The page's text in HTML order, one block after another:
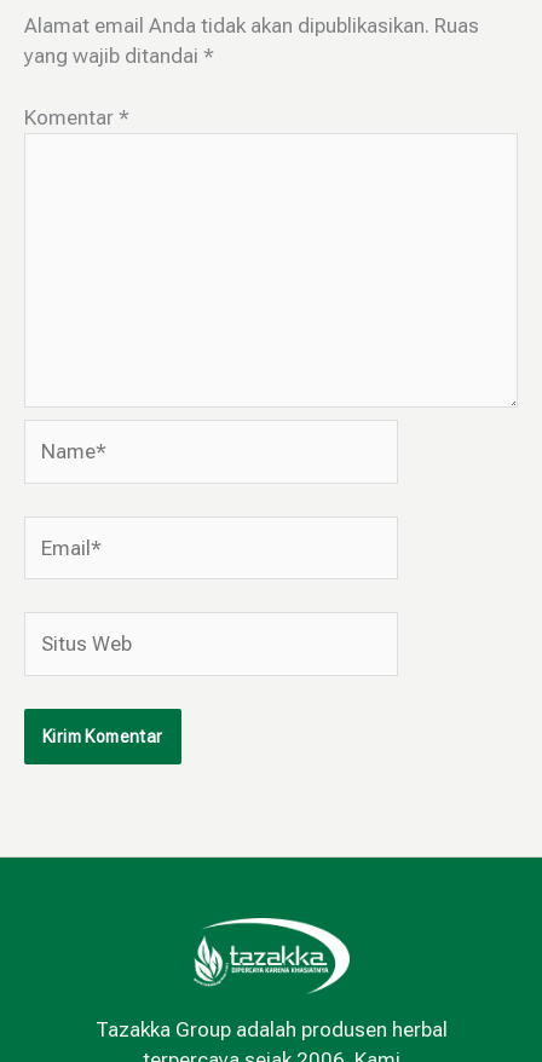
Alamat email Anda tidak akan dipublikasikan. Ruas
yang wajib ditandai *
Komentar *
Web
Tazakka Group adalah produsen herbal